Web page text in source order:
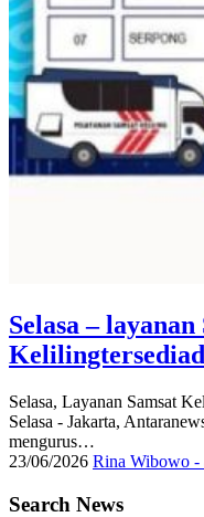
Selasa – layanan
Selasa, Layanan Samsat
Selasa - Jakarta,
mengurus…
23/06/2026 Rina Wibowo -
Search News